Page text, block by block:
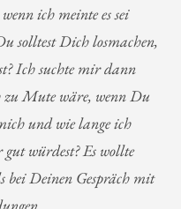
ich meinte es sei
solltest Dich losmachen,
Ich suchte mir dann
zu Mute wäre, wenn Du
und wie lange ich
würdest? Es wollte
bei Deinen Gespräch mit